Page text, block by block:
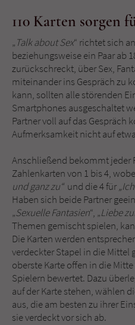
110 Karten sorgen
„Talk about Sex“ richtet sich
beziehungsweise ein Paar ab
zurückschreckt, über Sex,
miteinander ins Gespräch zu
kann, sollten alle störenden
Smartphones ausgeschaltet
Partner voll auf das Gespräch
Aufmerksamkeit nicht auf
Anschließend bekommt jeder
Zahlenkarten von 1 bis 4,
und ganz zu“ und die 4 für
Haben sich beide Partner
„Sexuelle Fantasien“, „Liebe
Themen gemischt spielen,
Die Karten werden
verdeckter Stapel in die Mittel
oberste Karte offen in die
Spielern bewertet. Dazu
auf der Karte stehen, wählen
aus, die am besten zu ihrer
sie verdeckt vor sich ab.